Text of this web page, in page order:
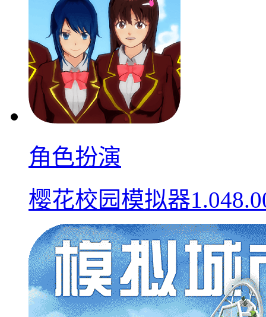
角色扮演
樱花校园模拟器